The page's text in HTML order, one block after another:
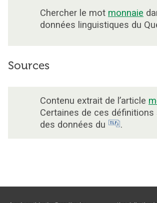
Chercher le mot monnaie
données linguistiques du
Sources
Contenu extrait de l’article
Certaines de ces définitions
des données du
.